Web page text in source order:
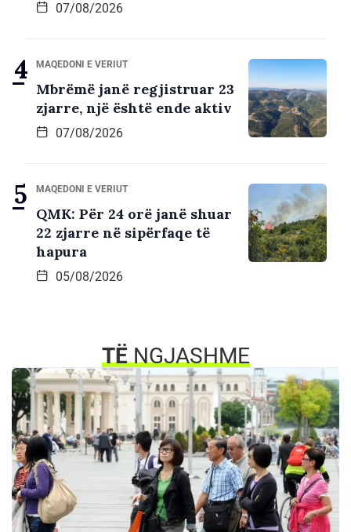
07/08/2026
MAQEDONI E VERIUT
Mbrëmë janë regjistruar 23
zjarre, një është ende aktiv
07/08/2026
MAQEDONI E VERIUT
QMK: Për 24 orë janë shuar
22 zjarre në sipërfaqe të
hapura
05/08/2026
TËNGJASHME